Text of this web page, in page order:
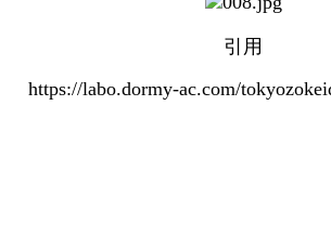
引用
https://labo.dormy-ac.com/